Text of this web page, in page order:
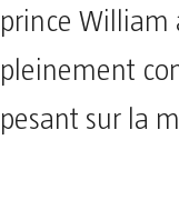
prince William
pleinement
pesant sur la